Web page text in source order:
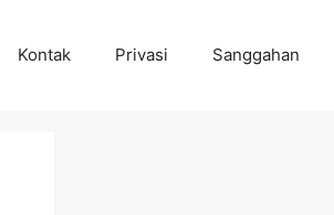
Kontak Privasi Sanggahan